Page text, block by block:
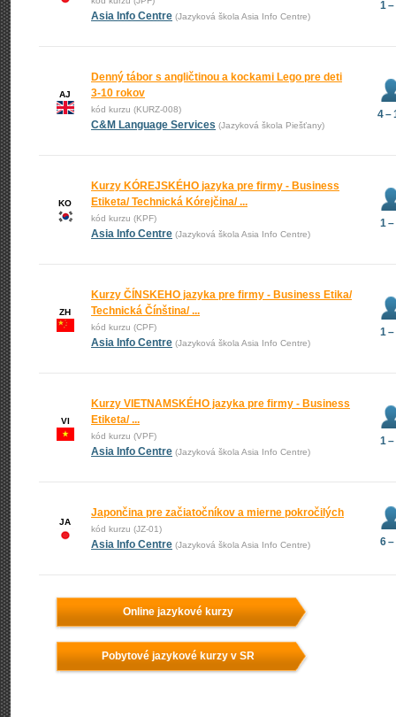
Asia Info Centre (Jazyková škola Asia Info Centre)
1 –
AJ
Denný tábor s angličtinou a kockami Lego pre deti
3-10 rokov
kód kurzu (KURZ-008)
C&M Language Services (Jazyková škola Piešťany)
4 –
KO
Kurzy KÓREJSKÉHO jazyka pre firmy - Business
Etiketa/ Technická Kórejčina/ ...
kód kurzu (KPF)
Asia Info Centre (Jazyková škola Asia Info Centre)
1 –
ZH
Kurzy ČÍNSKEHO jazyka pre firmy - Business Etika/
Technická Čínština/ ...
kód kurzu (CPF)
Asia Info Centre (Jazyková škola Asia Info Centre)
1 –
VI
Kurzy VIETNAMSKÉHO jazyka pre firmy - Business
Etiketa/ ...
kód kurzu (VPF)
Asia Info Centre (Jazyková škola Asia Info Centre)
1 –
JA
Japončina pre začiatočníkov a mierne pokročilých
kód kurzu (JZ-01)
Asia Info Centre (Jazyková škola Asia Info Centre) 6 –
Online jazykové kurzy
Pobytové jazykové kurzy v SR